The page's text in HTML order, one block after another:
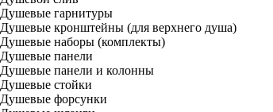
Душевые гарнитуры
Душевые кронштейны (для верхнего душа)
Душевые наборы (комплекты)
Душевые панели
Душевые панели и колонны
Душевые стойки
Душевые форсунки